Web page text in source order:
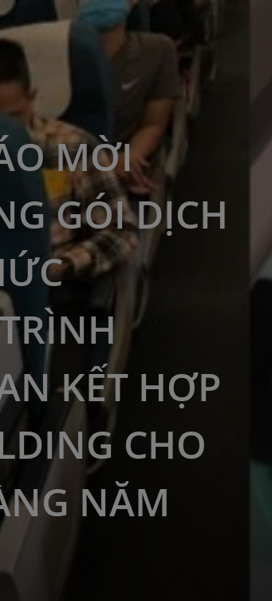
MỜI
GÓI DỊCH
KẾT HỢP
CHO
NĂM